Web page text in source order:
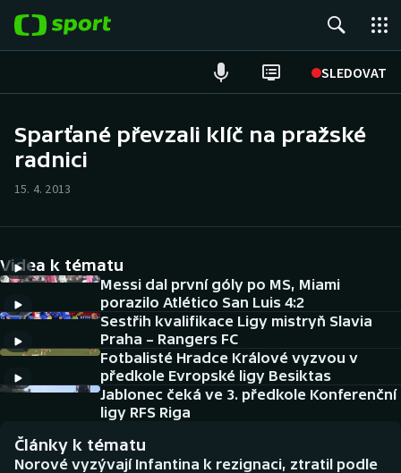
SLEDOVAT
Hokej
Cyklistika
DALŠÍ SPORTY
Americký fotbal
Baseball a softbal
Basketbal
NEPŘEHLÉDNĚTE
Historické návraty
Sparťané převzali klíč na pražské
radnici
15. 4. 2013
Videa k tématu
Messi dal první góly po MS, Miami
porazilo Atlético San Luis 4:2
Sestřih kvalifikace Ligy mistryň Slavia
Praha – Rangers FC
Fotbalisté Hradce Králové vyzvou v
předkole Evropské ligy Besiktas
Jablonec čeká ve 3. předkole Konferenční
ligy RFS Riga
Články k tématu
Norové vyzývají Infantina k rezignaci, ztratil podle